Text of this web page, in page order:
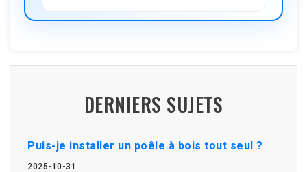
DERNIERS SUJETS
Puis-je installer un poêle à bois tout seul ?
2025-10-31